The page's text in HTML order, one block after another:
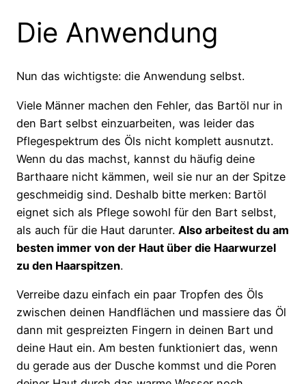
Die Anwendung
Nun das wichtigste: die Anwendung selbst.
Viele Männer machen den Fehler, das Bartöl nur in
den Bart selbst einzuarbeiten, was leider das
Pflegespektrum des Öls nicht komplett ausnutzt.
Wenn du das machst, kannst du häufig deine
Barthaare nicht kämmen, weil sie nur an der Spitze
geschmeidig sind. Deshalb bitte merken: Bartöl
eignet sich als Pflege sowohl für den Bart selbst,
als auch für die Haut darunter. Also arbeitest du am
besten immer von der Haut über die Haarwurzel
zu den Haarspitzen.
Verreibe dazu einfach ein paar Tropfen des Öls
zwischen deinen Handflächen und massiere das Öl
dann mit gespreizten Fingern in deinen Bart und
deine Haut ein. Am besten funktioniert das, wenn
du gerade aus der Dusche kommst und die Poren